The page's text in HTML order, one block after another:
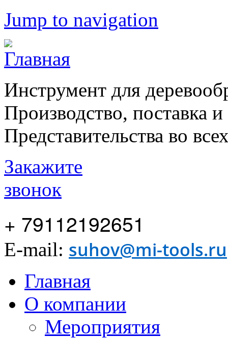
Jump to navigation
Инструмент для
Производство, поставка
Представительства во
Закажите
звонок
+ 79112192651
E-mail: suhov@mi-tools.ru
Главная
О компании
Мероприятия